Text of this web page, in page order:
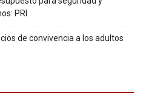
PRI
de convivencia a los adultos